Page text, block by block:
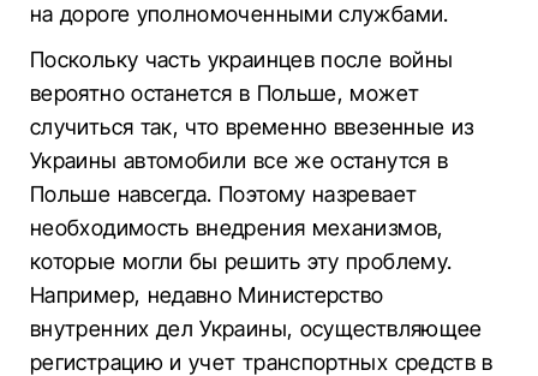
на дороге уполномоченными службами.
Поскольку часть украинцев после войны
вероятно останется в Польше, может
случиться так, что временно ввезенные из
Украины автомобили все же останутся в
Польше навсегда. Поэтому назревает
необходимость внедрения механизмов,
которые могли бы решить эту проблему.
Например, недавно Министерство
внутренних дел Украины, осуществляющее
регистрацию и учет транспортных средств в